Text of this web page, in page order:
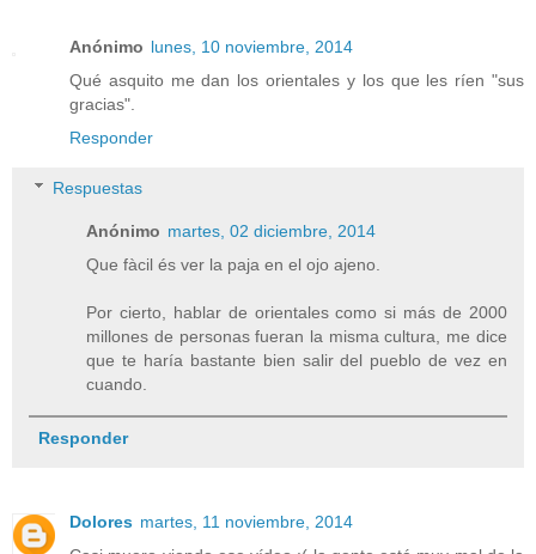
Anónimo lunes, 10 noviembre, 2014
Qué asquito me dan los orientales y los que les ríen "sus
gracias".
Responder
Respuestas
Anónimo martes, 02 diciembre, 2014
Que fàcil és ver la paja en el ojo ajeno.
Por cierto, hablar de orientales como si más de 2000
millones de personas fueran la misma cultura, me dice
que te haría bastante bien salir del pueblo de vez en
cuando.
Responder
Dolores martes, 11 noviembre, 2014